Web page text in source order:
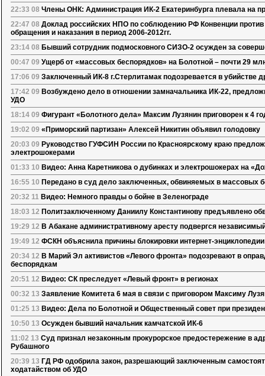
22:33 08 Члены ОНК: Администрация ИК-2 Екатеринбурга плевала на
22:47 08 Доклад российских НПО по соблюдению РФ Конвенции против
обращения и наказания в период 2006-2012гг.
23:14 08 Бывший сотрудник подмосковного СИЗО-2 осужден за
00:47 09 Ущерб от «массовых беспорядков» на Болотной – почти 29
17:06 09 Заключенный ИК-8 г.Стерлитамак подозревается в убийстве
17:42 09 Возбуждено дело в отношении замначальника ИК-22,
УДО
18:14 09 Фигурант «Болотного дела» Максим Лузянин приговорен к 4
19:02 09 «Приморский партизан» Алексей Никитин объявил голодовку
20:03 09 Руководство ГУФСИН России по Красноярскому краю
электрошокерами
01:33 10 Видео: Анна Каретникова о дубинках и электрошокерах на
16:55 10 Передано в суд дело заключенных, обвиняемых в массовых
20:32 11 Видео: Немного правды о бойне в Зеленограде
18:03 12 Политзаключенному Даниилу Константинову предъявлено
19:29 12 В Абакане административному аресту подвергся
19:49 12 ФСКН объяснила причины блокировки интернет-
20:34 12 В Марий Эл активистов «Левого фронта» подозревают в
беспорядкам
20:51 12 Видео: СК преследует «Левый фронт» в регионах
00:32 13 Заявление Комитета 6 мая в связи с приговором Максиму
01:25 13 Видео: Дела по Болотной и Общественный совет при
10:50 13 Осужден бывший начальник камчатской ИК-6
11:02 13 Суд признал незаконным прокурорское предостережение в
Рубашного
20:39 13 ГД РФ одобрила закон, разрешающий заключенным
ходатайством об УДО